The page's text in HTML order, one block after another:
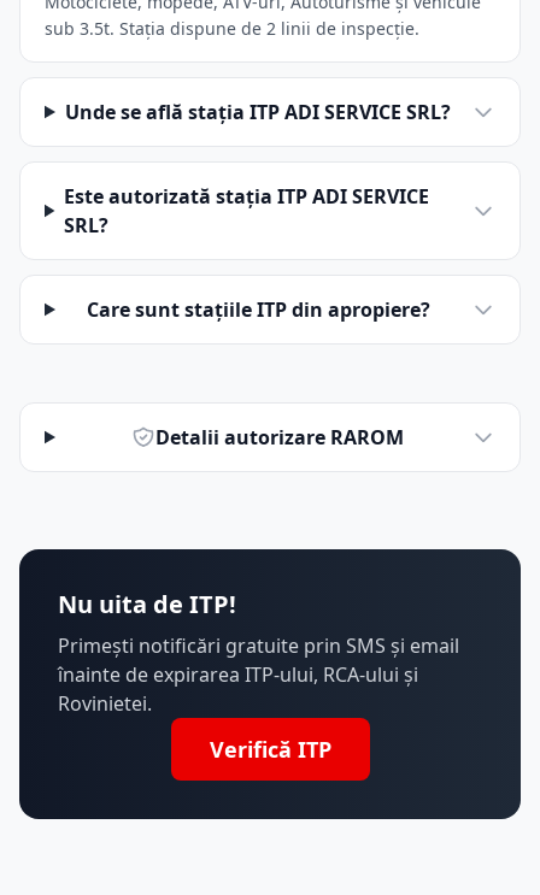
sub 3.5t. Stația dispune de 2 linii de inspecție.
Unde se află stația ITP ADI SERVICE SRL?
Este autorizată stația ITP ADI SERVICE
SRL?
Care sunt stațiile ITP din apropiere?
Detalii autorizare RAROM
Nu uita de ITP!
Primești notificări gratuite prin SMS și email
înainte de expirarea ITP-ului, RCA-ului și
Rovinietei.
Verifică ITP